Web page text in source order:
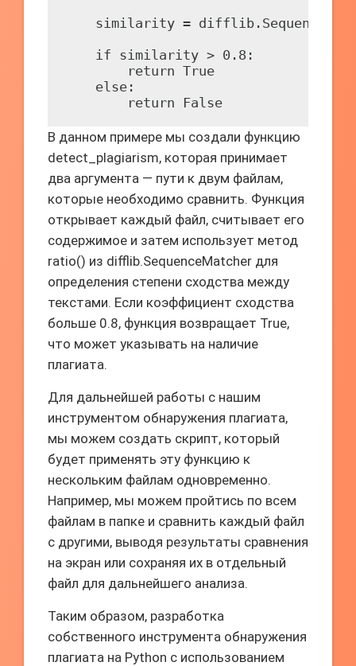
similarity =
    if similarity > 0.8:
        return True
    else:
В данном примере мы создали функцию
detect_plagiarism, которая принимает
два аргумента — пути к двум файлам,
которые необходимо сравнить. Функция
открывает каждый файл, считывает его
содержимое и затем использует метод
ratio() из difflib.SequenceMatcher для
определения степени сходства между
текстами. Если коэффициент сходства
больше 0.8, функция возвращает True,
что может указывать на наличие
плагиата.
Для дальнейшей работы с нашим
инструментом обнаружения плагиата,
мы можем создать скрипт, который
будет применять эту функцию к
нескольким файлам одновременно.
Например, мы можем пройтись по всем
файлам в папке и сравнить каждый файл
с другими, выводя результаты сравнения
на экран или сохраняя их в отдельный
файл для дальнейшего анализа.
Таким образом, разработка
собственного инструмента обнаружения
плагиата на Python с использованием